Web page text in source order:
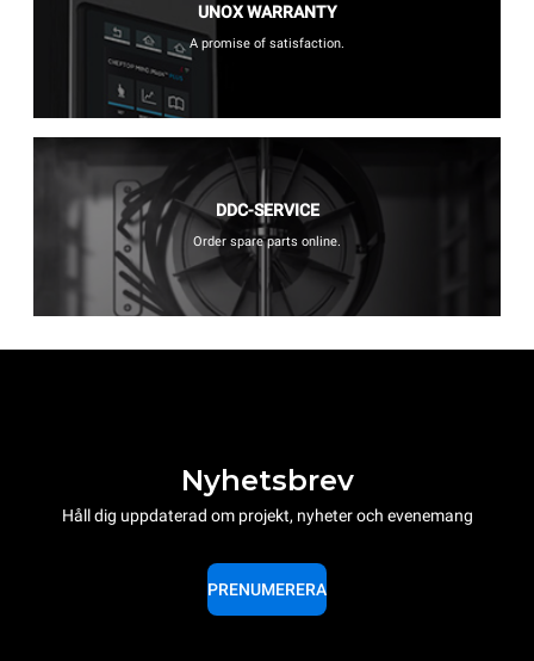
UNOX WARRANTY
A promise of satisfaction.
DDC-SERVICE
Order spare parts online.
Nyhetsbrev
Håll dig uppdaterad om projekt, nyheter och evenemang
PRENUMERERA